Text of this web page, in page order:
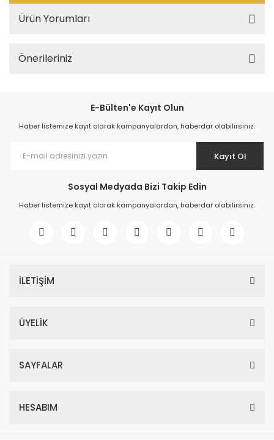
Ürün Yorumları
Önerileriniz
E-Bülten'e Kayıt Olun
Haber listemize kayıt olarak kampanyalardan, haberdar olabilirsiniz.
Kayıt Ol
Sosyal Medyada Bizi Takip Edin
Haber listemize kayıt olarak kampanyalardan, haberdar olabilirsiniz.
İLETİŞİM
ÜYELİK
SAYFALAR
HESABIM